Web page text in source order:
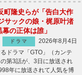
町隆史らが「告白大作
サックの娘・梶原叶渚
の正体は誰」
ドラマ
2026年8月4日
ドラマ「GTO」（カンテ
第3話が、3日に放送され
年に放送されて人気を博